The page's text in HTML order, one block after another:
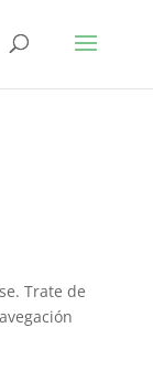
Trate de